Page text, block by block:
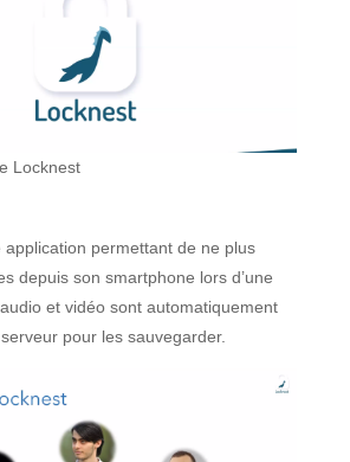
Locknest
application permettant de ne plus
depuis son smartphone lors d’une
et vidéo sont automatiquement
pour les sauvegarder.